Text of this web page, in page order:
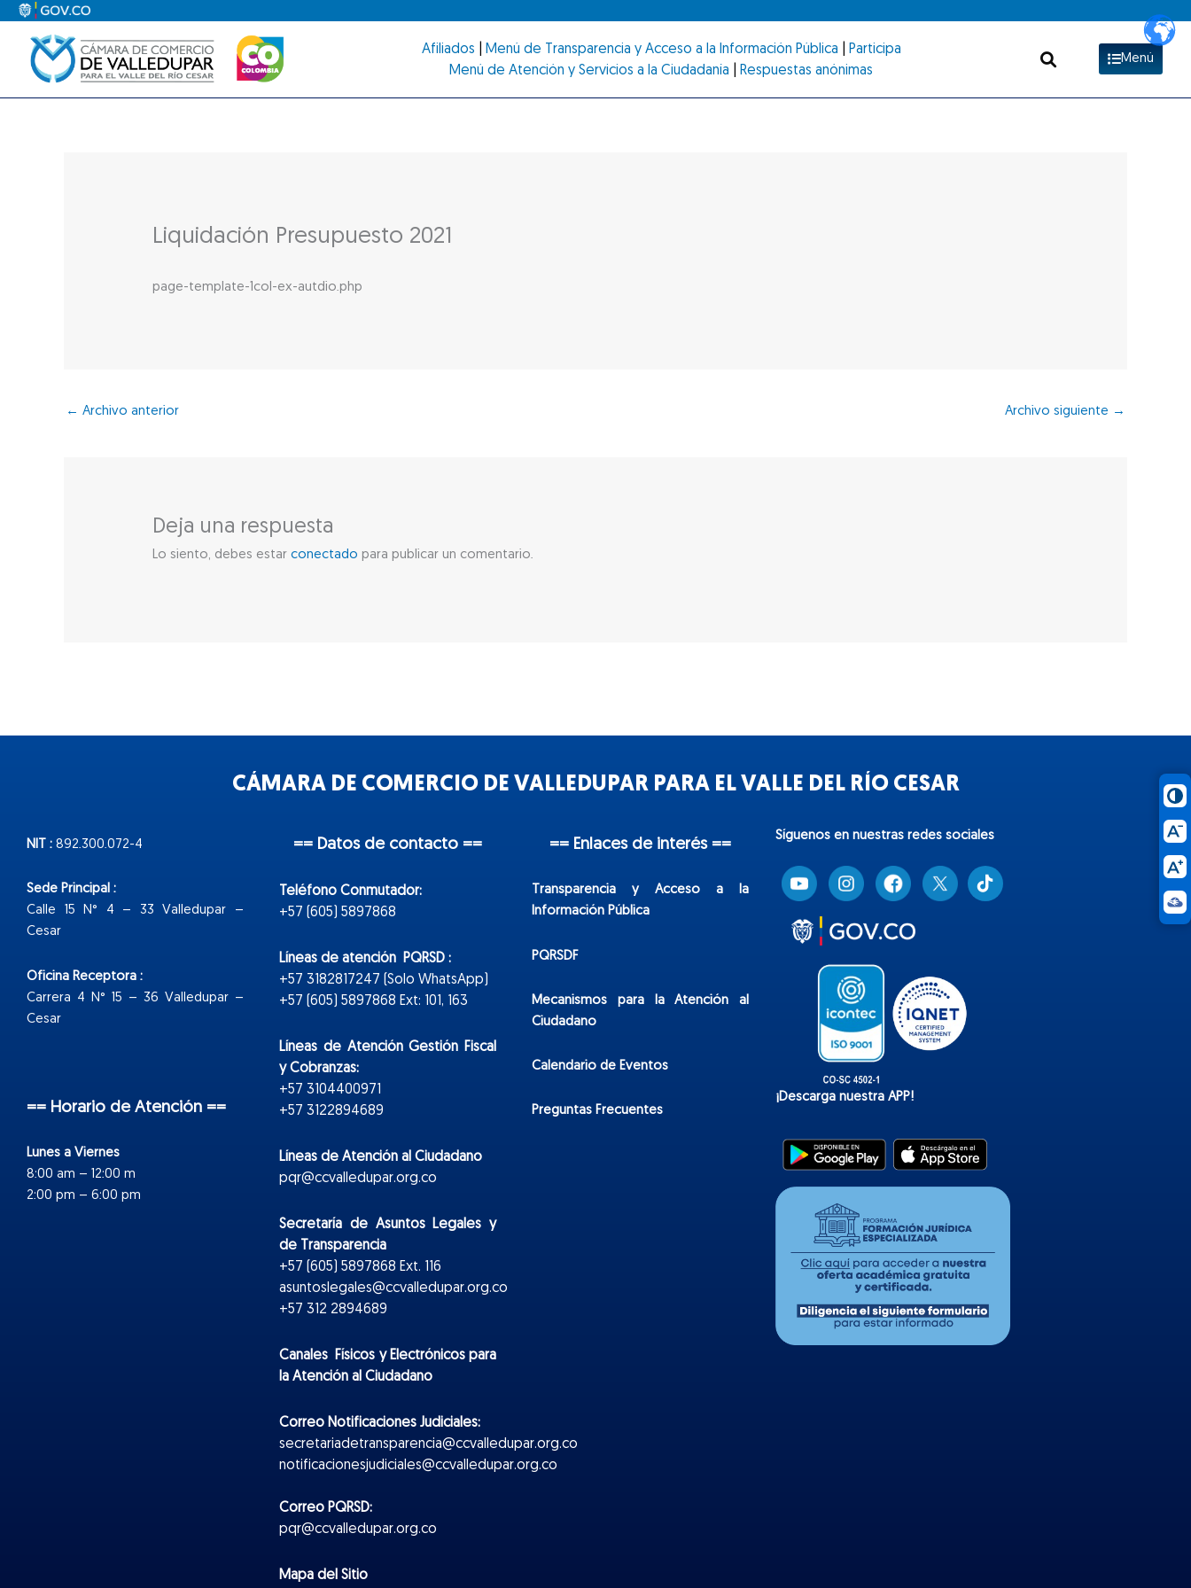
contenido
Afiliados Menú de Transparencia y Acceso a la Información Pública
Participa
Menú de Atención y Servicios a la Ciudadanía
Respuestas anónimas
Menú
Liquidación Presupuesto 2021
page-template-1col-ex-autdio.php
← Archivo anterior Archivo siguiente →
Deja una respuesta
Lo siento, debes estarconectado para publicar un comentario.
CÁMARA DE COMERCIO DE VALLEDUPAR PARA EL VALLE DEL RÍO CESAR
NIT : 892.300.072-4
Sede Principal :
Calle 15 N° 4 – 33 Valledupar –
Cesar
Oficina Receptora :
Carrera 4 N° 15 – 36 Valledupar –
Cesar
== Horario de Atención ==
Lunes a Viernes
8:00 am – 12:00 m
2:00 pm – 6:00 pm
== Datos de contacto ==
Teléfono Conmutador:
+57 (605) 5897868
Líneas de atención PQRSD :
+57 3182817247 (Solo WhatsApp)
+57 (605) 5897868 Ext: 101, 163
Líneas de Atención Gestión Fiscal
y Cobranzas:
+57 3104400971
+57 3122894689
Líneas de Atención al Ciudadano
pqr@ccvalledupar.org.co
Secretaría de Asuntos Legales y
de Transparencia
+57 (605) 5897868 Ext. 116
asuntoslegales@ccvalledupar.org.co
+57 312 2894689
Canales Físicos yElectrónicospara
la Atención al Ciudadano
Correo Notificaciones Judiciales:
secretariadetransparencia@ccvalledupar.org.co
notificacionesjudiciales@ccvalledupar.org.co
Correo PQRSD:
pqr@ccvalledupar.org.co
Mapa del Sitio
== Enlaces de interés ==
Transparencia y Acceso a la
Información Pública
PQRSDF
Mecanismos para la Atención al
Ciudadano
Calendario de Eventos
Preguntas Frecuentes
Síguenos en nuestras redes sociales
T
i
k
¡Descarga nuestra APP!